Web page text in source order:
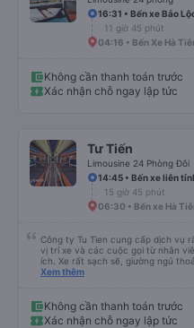
16:31 • Bến xe Bảo
11 giờ 45 phút
04:16 • Bến Xe Hà
Không cần thanh toán trước
Xác nhận chỗ ngay lập tức
Tư Tiến
Limousine 24 Phòng Đôi
14:45 • Bến xe liên
15 giờ 45 phút
06:30 • Bến xe Hà
Công ty Tu Tien cung cấp dịch vụ
vị trí xe và các cuộc gọi từ nhân
ích. Xe rất sạch sẽ, giường ngủ
và cổng USB được đặt ở vị trí
Xem thêm
Không cần thanh toán trước
Xác nhận chỗ ngay lập tức